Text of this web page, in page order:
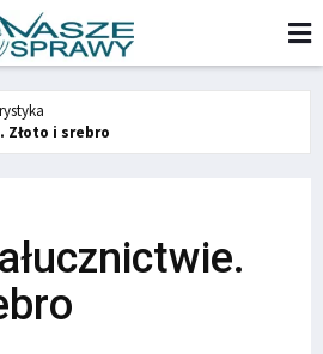
Złoto i srebro